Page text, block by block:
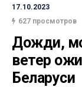
17.10.2023
627 просмотров
Дожди,
ветер
Беларуси